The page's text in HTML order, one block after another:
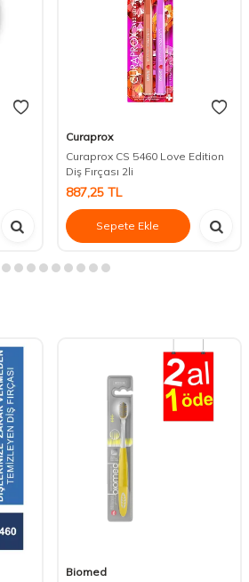
Curaprox
Curaprox CS 5460 Love Edition
Diş Fırçası 2li
887,25TL
Sepete Ekle
Biomed